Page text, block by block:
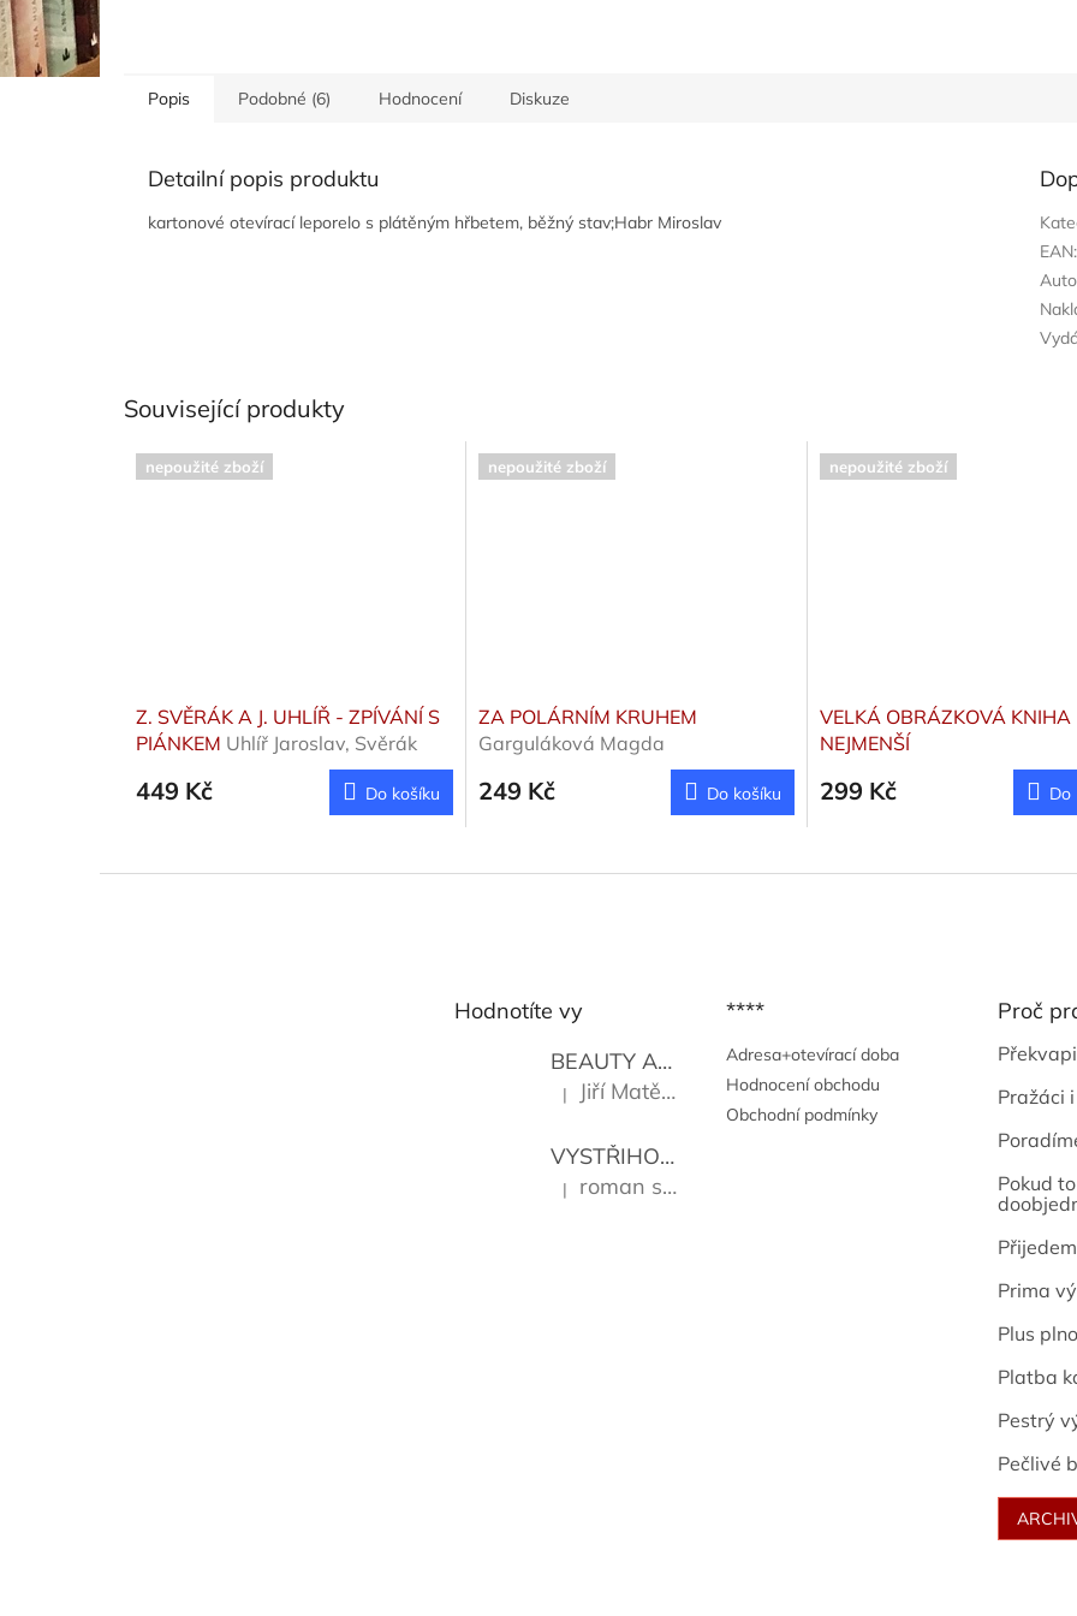
Popis Podobné (6) Hodnocení Diskuze
Detailní popis produktu
kartonové otevírací leporelo s plátěným hřbetem, běžný stav;Habr Miroslav
EAN:
Související produkty
nepoužité zboží
Z. SVĚRÁK A J. UHLÍŘ - ZPÍVÁNÍ S
PIÁNKEM Uhlíř Jaroslav, Svěrák
449 Kč Do košíku
nepoužité zboží
ZA POLÁRNÍM KRUHEM
Garguláková Magda
249 Kč Do košíku
nepoužité zboží
VELKÁ OBRÁZKOVÁ KNIHA
NEJMENŠÍ
299 Kč Do
Hodnotíte vy
BEAUTY AND THE BEAT
Go Go's
Hodnocení produktu je 5 z 5 hvězdiček.
| Jiří Matějů
VYSTŘIHOVÁNKY - PRAŽSKÉ PAMÁTKY Kropáček
Hodnocení produktu je 5 z 5 hvězdiček.
| roman sekanina
****
Adresa+otevírací doba
Hodnocení obchodu
Obchodní podmínky
Proč
Pražáci
Pokud
Prima
Plus
Platba
Pestrý
Pečlivé